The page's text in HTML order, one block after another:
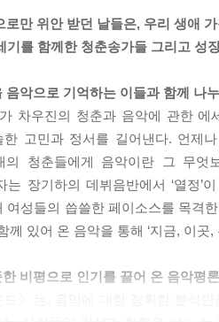
도시 사람들은 고향 같은 걸 잃어
실 시골이든 아날로그든 그 속의
인 취향을 최대한 숨기고 뭐든지
그 자체가 아니라 그게 형성된
야 하지 않겠는가. --- 한계를 인정
을 알 수 없는 존재라는 것. 좋고
건 많은데 이것저것 도와주는 게
잔고도 뭐 하나 제대로 된 게 없는
건 바로 그때다. 《싸구려 커피》
판’을 딛고 싸구려 커피를 마시는
취직이 안 되고 미래가 막막해도
니 아무것도 하지 않는 게 더 유용
들과 다를 뿐이므로. 그러니 비슷
말하는 《청춘만만세》는 차라리
두 나이를 먹고, 나는 늙고 당신은
로만 위안 받던 날들은, 우리 생애
기를 함께한 청춘송가들 그리고 성
음악으로 기억하는 이들과 함께 나
차우진의 청춘과 음악에 관한
한 고민과 정서를 길어낸다. 언제
의 청춘들에게 음악이란 그 무
는 장기하의 데뷔음반에서 ‘열정’
여성들의 씁쓸한 페이소스를 목격
께 있어 온 음악을 통해 ‘지금, 이곳,
비평으로 인기를 끌어 온 음악평